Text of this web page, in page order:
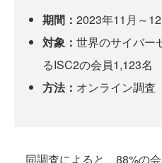
期間： 2023年11月～
対象： 世界のサイバー
るISC2の会員1,123名
方法： オンライン調査
同調査によると、88%の